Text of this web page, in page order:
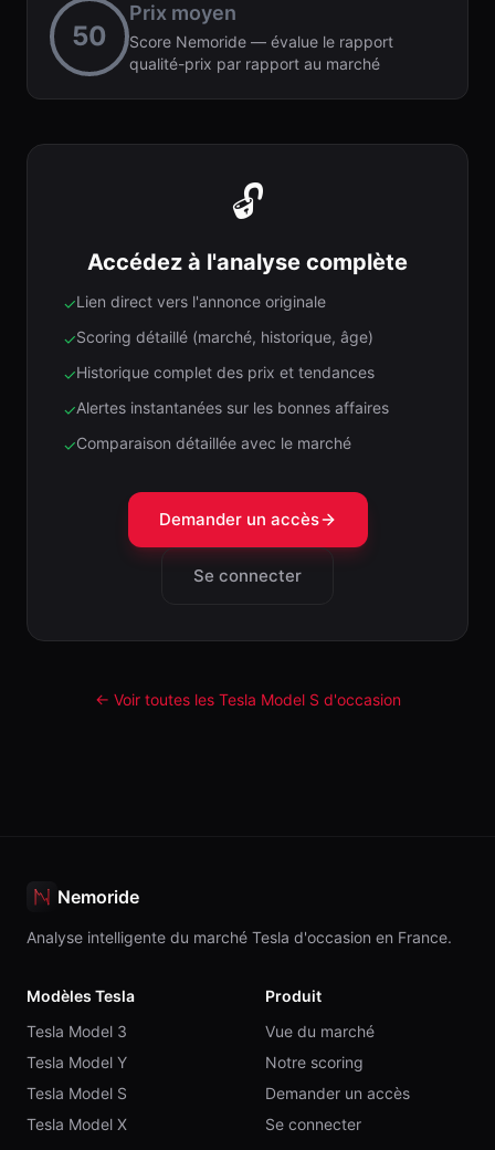
50
Prix moyen
Score Nemoride — évalue le rapport
qualité-prix par rapport au marché
🔓
Accédez à l'analyse complète
✓Lien direct vers l'annonce originale
✓Scoring détaillé (marché, historique, âge)
✓Historique complet des prix et tendances
✓Alertes instantanées sur les bonnes affaires
✓Comparaison détaillée avec le marché
Demander un accès
Se connecter
← Voir toutes les Tesla Model S d'occasion
Nemoride
Analyse intelligente du marché Tesla d'occasion en France.
Modèles Tesla
Tesla Model 3
Tesla Model Y
Tesla Model S
Tesla Model X
Produit
Vue du marché
Notre scoring
Demander un accès
Se connecter